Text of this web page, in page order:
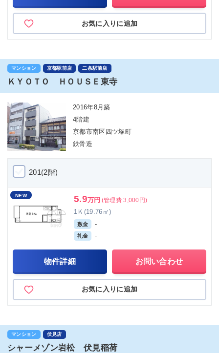
お気に入りに追加
マンション 京都駅前店 二条駅前店
ＫＹＯＴＯ ＨＯＵＳＥ東寺
2016年8月築
4階建
京都市南区四ツ塚町
鉄骨造
201(2階)
NEW 5.9万円 (管理費 3,000円)
1Ｋ(19.76㎡)
敷金 -
礼金 -
物件詳細 お問い合わせ
お気に入りに追加
マンション 伏見店
シャーメゾン岩松 伏見稲荷